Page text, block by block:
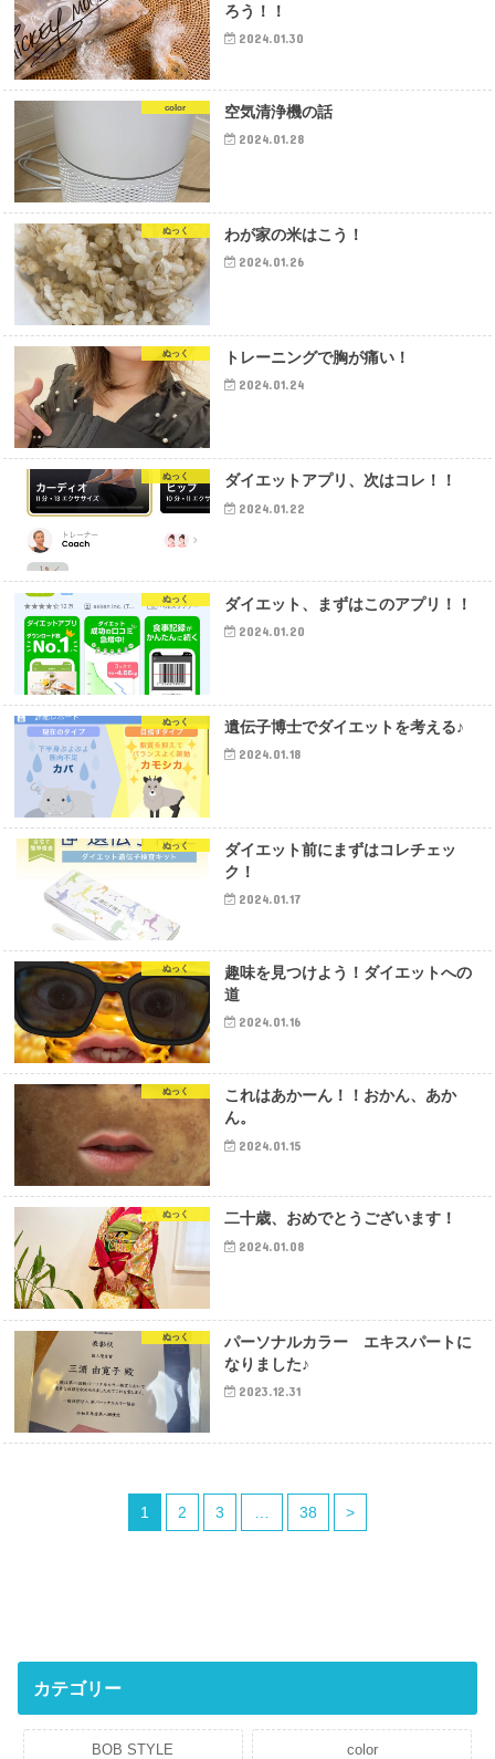
ろう！！
2024.01.30
color 空気清浄機の話
2024.01.28
ぬっく わが家の米はこう！
2024.01.26
ぬっく トレーニングで胸が痛い！
2024.01.24
ぬっく ダイエットアプリ、次はコレ！！
2024.01.22
ぬっく ダイエット、まずはこのアプリ！！
2024.01.20
ぬっく 遺伝子博士でダイエットを考える♪
2024.01.18
ぬっく
ダイエット前にまずはコレチェッ
ク！
2024.01.17
ぬっく
趣味を見つけよう！ダイエットへの
道
2024.01.16
ぬっく
これはあかーん！！おかん、あか
ん。
2024.01.15
ぬっく 二十歳、おめでとうございます！
2024.01.08
ぬっく
パーソナルカラー エキスパートに
なりました♪
2023.12.31
1 2 3 38 >
カテゴリー
BOB STYLE color